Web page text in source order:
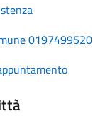
0197499520